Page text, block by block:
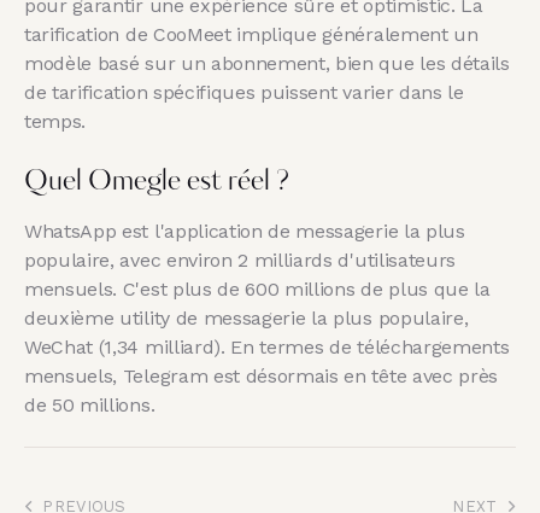
pour garantir une expérience sûre et optimistic. La
tarification de CooMeet implique généralement un
modèle basé sur un abonnement, bien que les détails
de tarification spécifiques puissent varier dans le
temps.
Quel Omegle est réel ?
WhatsApp est l'application de messagerie la plus
populaire, avec environ 2 milliards d'utilisateurs
mensuels. C'est plus de 600 millions de plus que la
deuxième utility de messagerie la plus populaire,
WeChat (1,34 milliard). En termes de téléchargements
mensuels, Telegram est désormais en tête avec près
de 50 millions.
PREVIOUS NEXT